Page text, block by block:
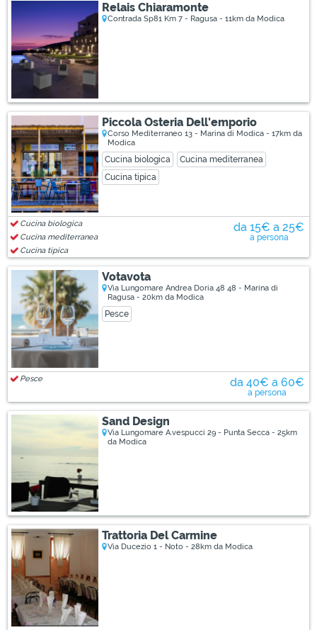
Relais Chiaramonte
Contrada Sp81 Km 7 - Ragusa - 11km da Modica
Piccola Osteria Dell'emporio
Corso Mediterraneo 13 - Marina di Modica - 17km da
Modica
Cucina biologica
Cucina mediterranea
Cucina tipica
da 15€ a 25€
a persona
Cucina biologica
Cucina mediterranea
Cucina tipica
Votavota
Via Lungomare Andrea Doria 48 48 - Marina di
Ragusa - 20km da Modica
Pesce
da 40€ a 60€
a persona
Pesce
Sand Design
Via Lungomare A.vespucci 29 - Punta Secca - 25km
da Modica
Trattoria Del Carmine
Via Ducezio 1 - Noto - 28km da Modica